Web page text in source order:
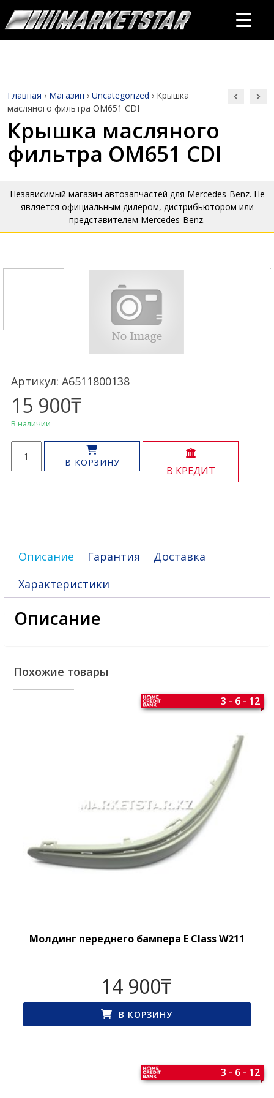
Главная › Магазин › Uncategorized › Крышка
масляного фильтра OM651 CDI
Крышка масляного
фильтра OM651 CDI
Независимый магазин автозапчастей для Mercedes-Benz. Не
является официальным дилером, дистрибьютором или
представителем Mercedes-Benz.
Артикул: A6511800138
15 900₸
В наличии
товара
Крышка
В КОРЗИНУ
В КРЕДИТ
Описание Гарантия
Доставка
Характеристики
Описание
Похожие товары
Молдинг переднего бампера E Class W211
3 - 6 - 12
14 900₸
В КОРЗИНУ
3 - 6 - 12